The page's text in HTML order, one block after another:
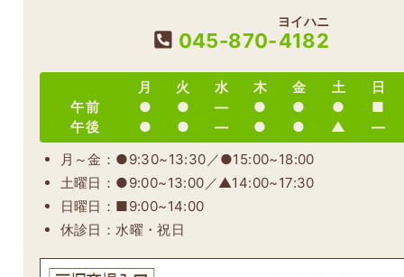
045-870-4182
ヨイハニ
月 火 水 木 金 土
日
午前
● ● ― ● ● ●
■
午後
● ● ― ● ● ▲
―
月～金：●9:30~13:30／●15:00~18:00
土曜日：●9:00~13:00／▲14:00~17:30
日曜日：■9:00~14:00
休診日：水曜・祝日